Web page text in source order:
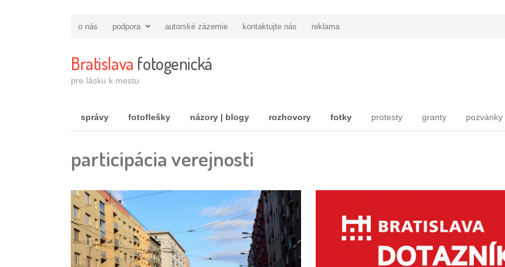
o nás podpora autorské zázemie kontaktujte nás reklama
Bratislava fotogenická
pre lásku k mestu
správy fotoflešky názory | blogy rozhovory fotky protesty granty pozvánky
participácia verejnosti